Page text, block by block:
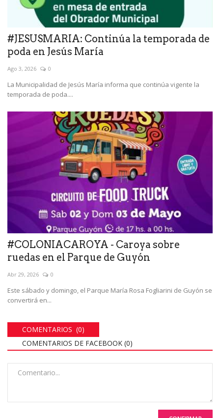
#JESUSMARIA: Continúa la temporada de
poda en Jesús María
Ago 3, 2026 0
La Municipalidad de Jesús María informa que continúa vigente la
temporada de poda....
#COLONIACAROYA - Caroya sobre
ruedas en el Parque de Guyón
Abr 29, 2026 0
Este sábado y domingo, el Parque María Rosa Fogliarini de Guyón se
convertirá en...
COMENTARIOS (0)
COMENTARIOS DE FACEBOOK (0)